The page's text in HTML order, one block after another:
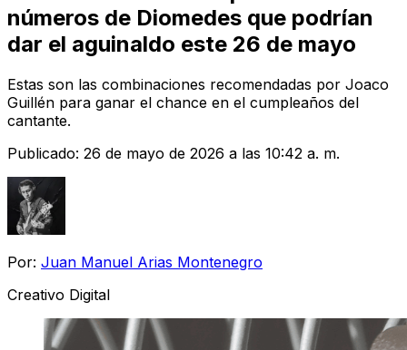
números de Diomedes que podrían
dar el aguinaldo este 26 de mayo
Estas son las combinaciones recomendadas por Joaco
Guillén para ganar el chance en el cumpleaños del
cantante.
Publicado: 26 de mayo de 2026 a las 10:42 a. m.
Por: Juan Manuel Arias Montenegro
Creativo Digital